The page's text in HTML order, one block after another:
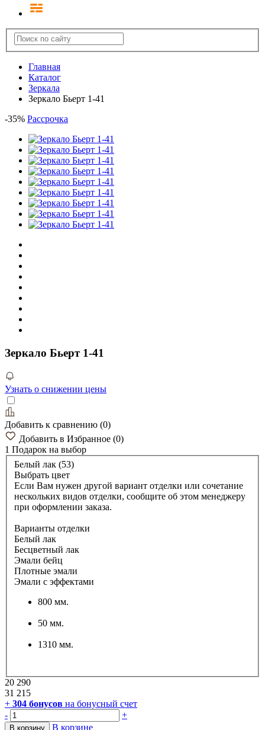
Главная
Каталог
Зеркала
Зеркало Бьерт 1-41
-35% Рассрочка
Зеркало Бьерт 1-41
Узнать о снижении цены
Добавить к сравнению (0)
Добавить в Избранное (0)
1 Подарок на выбор
Белый лак (53)
Выбрать цвет
Если Вам нужен другой вариант отделки или сочетание
нескольких видов отделки, сообщите об этом менеджеру
при оформлении заказа.
Варианты отделки
Белый лак
Бесцветный лак
Эмали бейц
Плотные эмали
Эмали с эффектами
800 мм.
50 мм.
1310 мм.
20 290
31 215
+ 304 бонусов на бонусный счет
-
+
В корзину В корзине